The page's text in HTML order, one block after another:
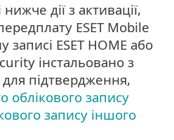
дії з активації,
ESET Mobile
записі ESET HOME або
інстальовано з
підтвердження,
облікового запису
запису іншого